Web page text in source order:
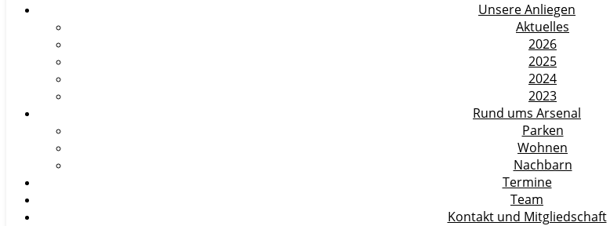
Unsere Anliegen
Aktuelles
2026
2025
2024
2023
Rund ums Arsenal
Parken
Wohnen
Nachbarn
Termine
Team
Kontakt und Mitgliedschaft